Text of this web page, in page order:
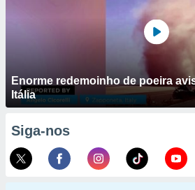
Enorme redemoinho de poeira
Itália
Siga-nos